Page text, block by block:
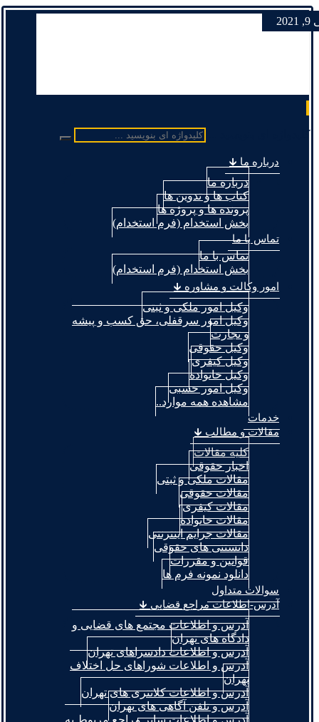
کلیدواژه ای بنویسید ...
درباره ما 🡳
درباره ما
کتاب ها و تدوین ها
پرونده ها و پروژه ها
بخش استخدام (فرم استخدام)
تماس با ما
تماس با ما
بخش استخدام (فرم استخدام)
امور وکالت و مشاوره 🡳
وکیل امور ملکی و ثبتی
وکیل امور سرقفلی، حق کسب و پیشه
و تجارت
وکیل حقوقی
وکیل کیفری
وکیل خانواده
وکیل امور حسبی
مشاهده همه موارد..
خدمات
مقالات و مطالب 🡳
کلیه مقالات
اخبار حقوقی
مقالات ملکی و ثبتی
مقالات حقوقی
مقالات کیفری
مقالات خانواده
مقالات جرایم اینترنتی
دانستنی های حقوقی
قوانین و مقررات
دانلود نمونه فرم ها
سوالات متداول
آدرس-اطلاعات مراجع قضایی 🡳
آدرس و اطلاعات مجتمع های قضایی و
دادگاه های تهران
آدرس و اطلاعات دادسراهای تهران
آدرس و اطلاعات شوراهای حل اختلاف
تهران
آدرس و اطلاعات کلانتری های تهران
آدرس و تلفن آگاهی های تهران
آدرس و اطلاعات سایر مراجع مربوط به